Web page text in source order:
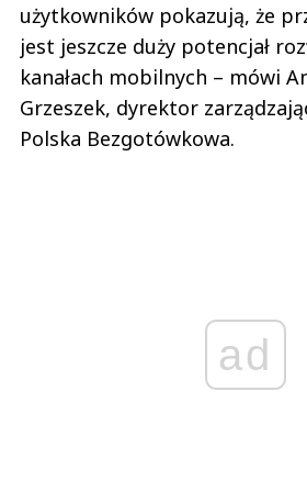
użytkowników pokazują, że
jest jeszcze duży potencjał
kanałach mobilnych – mówi
Grzeszek, dyrektor
Polska Bezgotówkowa.
ad